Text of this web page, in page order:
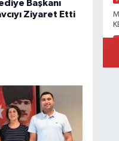
Başkanı
Ziyaret Etti